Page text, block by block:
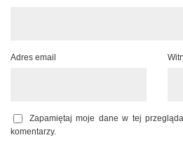
Adres email
Zapamiętaj moje dane w tej
komentarzy.